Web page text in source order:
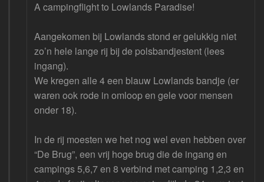
A campingflight to Lowlands Paradise!
Aangekomen bij Lowlands stond er gelukkig niet
zo’n hele lange rij bij de polsbandjestent (lees
ingang).
We kregen alle 4 een blauw Lowlands bandje (er
waren ook rode in omloop en gele voor mensen
onder 18).
In de rij moesten we het nog wel even hebben over
“De Brug”, een vrij hoge brug die de ingang en
campings 5,6,7 en 8 verbind met camping 1,2,3 en